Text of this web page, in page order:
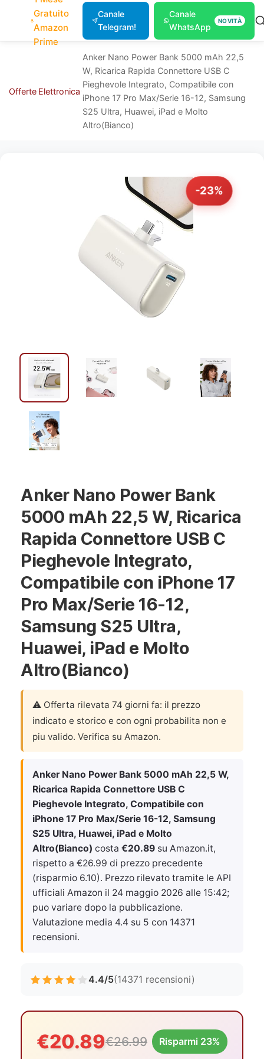
Gratuito
Amazon
Prime
Canale
Telegram!
Canale
WhatsApp
NOVITÀ
Offerte Elettronica
Anker Nano Power Bank 5000 mAh 22,5
W, Ricarica Rapida Connettore USB C
Pieghevole Integrato, Compatibile con
iPhone 17 Pro Max/Serie 16-12, Samsung
S25 Ultra, Huawei, iPad e Molto
Altro(Bianco)
-23%
Anker Nano Power Bank
5000 mAh 22,5 W, Ricarica
Rapida Connettore USB C
Pieghevole Integrato,
Compatibile con iPhone 17
Pro Max/Serie 16-12,
Samsung S25 Ultra,
Huawei, iPad e Molto
Altro(Bianco)
⚠️ Offerta rilevata 74 giorni fa: il prezzo
indicato e storico e con ogni probabilita non e
piu valido. Verifica su Amazon.
Anker Nano Power Bank 5000 mAh 22,5 W,
Ricarica Rapida Connettore USB C
Pieghevole Integrato, Compatibile con
iPhone 17 Pro Max/Serie 16-12, Samsung
S25 Ultra, Huawei, iPad e Molto
Altro(Bianco) costa €20.89 su Amazon.it,
rispetto a €26.99 di prezzo precedente
(risparmio 6.10). Prezzo rilevato tramite le API
ufficiali Amazon il 24 maggio 2026 alle 15:42;
puo variare dopo la pubblicazione.
Valutazione media 4.4 su 5 con 14371
recensioni.
4.4/5(14371 recensioni)
€20.89€26.99 Risparmi 23%